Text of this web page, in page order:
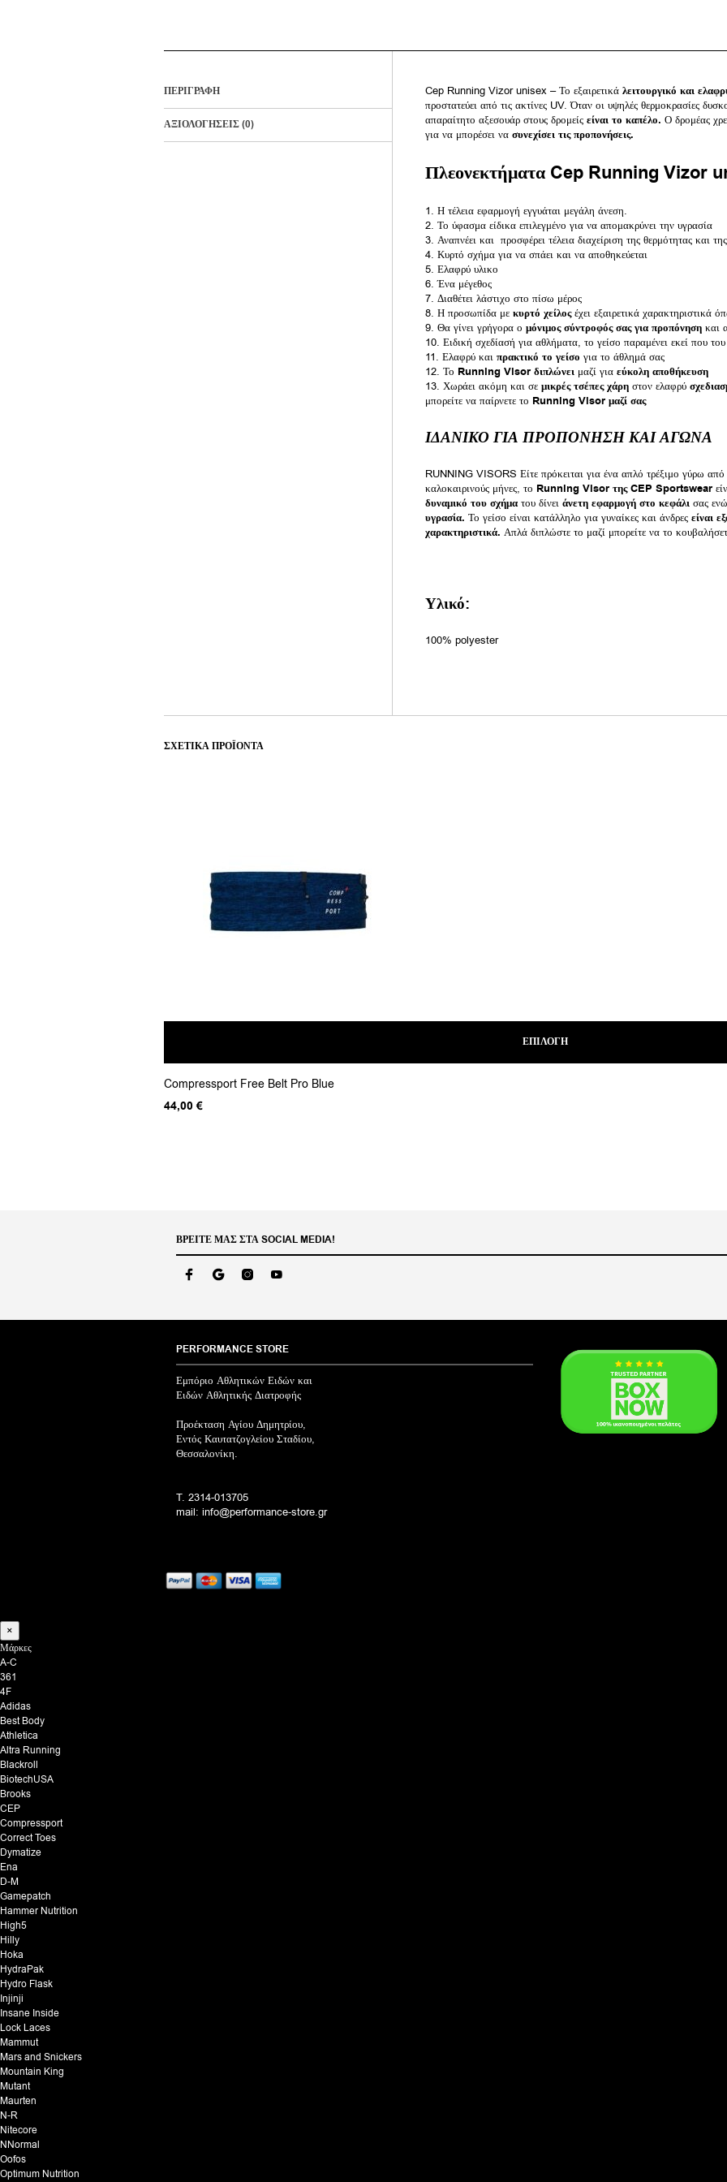
ΠΕΡΙΓΡΑΦΉ
ΑΞΙΟΛΟΓΉΣΕΙΣ (0)
Cep Running Vizor unisex –Το εξαιρετικά λειτουργικό και
προστατεύει από τις ακτίνες UV. Όταν οι υψηλές θερμοκρασίες
απαραίτητο αξεσουάρ στους δρομείς είναι το καπέλο. Ο δρομέας
για να μπορέσει να συνεχίσει τις προπονήσεις.
Πλεονεκτήματα Cep Running Vizor
Η τέλεια εφαρμογή εγγυάται μεγάλη άνεση.
Το ύφασμα είδικα επιλεγμένο για να απομακρύνει την υγρασία
Αναπνέει και προσφέρει τέλεια διαχείριση της θερμότητας και
Κυρτό σχήμα για να σπάει και να αποθηκεύεται
Ελαφρύ υλικο
Ένα μέγεθος
Διαθέτει λάστιχο στο πίσω μέρος
Η προσωπίδα με κυρτό χείλοςέχει εξαιρετικά χαρακτηριστικά
Θα γίνει γρήγορα ο μόνιμος σύντροφός σας για προπόνηση και
Ειδική σχεδίασή για αθλήματα, το γείσο παραμένει εκεί που του
Ελαφρύ και πρακτικό το γείσο για το άθλημά σας
Το Running Visor διπλώνει μαζί για εύκολη αποθήκευση
Χωράει ακόμη και σε μικρές τσέπες χάρη στον ελαφρύ
μπορείτε να παίρνετε το Running Visor μαζί σας
ΙΔΑΝΙΚΟ ΓΙΑ ΠΡΟΠΟΝΗΣΗ ΚΑΙ ΑΓΩΝΑ
RUNNING VISORS Είτε πρόκειται για ένα απλό τρέξιμο γύρω από
καλοκαιρινούς μήνες, το Running Visor της CEP Sportswear
δυναμικό του σχήμα του δίνει άνετη εφαρμογή στο κεφάλι σας
υγρασία. Το γείσο είναι κατάλληλο για γυναίκες και άνδρες είναι
χαρακτηριστικά. Απλά διπλώστε το μαζί μπορείτε να το
Υλικό:
100% polyester
ΣΧΕΤΙΚΆ ΠΡΟΪΌΝΤΑ
ΕΠΙΛΟΓΉ
το
προϊόν
έχει
σελίδα
του
προϊόντος
Compressport Free Belt Pro Blue
44,00 €
ΒΡΕΊΤΕ ΜΑΣ ΣΤΑ SOCIAL MEDIA!
PERFORMANCE STORE
Εμπόριο Αθλητικών Ειδών και
Ειδών Αθλητικής Διατροφής
Προέκταση Αγίου Δημητρίου,
Εντός Καυτατζογλείου Σταδίου,
Θεσσαλονίκη.
T. 2314-013705
mail: info@performance-store.gr
×
Μάρκες
A-C
361
4F
Adidas
Best Body
Athletica
Altra Running
Blackroll
BiotechUSA
Brooks
CEP
Compressport
Correct Toes
Dymatize
Ena
D-M
Gamepatch
Hammer Nutrition
High5
Hilly
Hoka
HydraPak
Hydro Flask
Injinji
Insane Inside
Lock Laces
Mammut
Mars and Snickers
Mountain King
Mutant
Maurten
N-R
Nitecore
NNormal
Oofos
Optimum Nutrition